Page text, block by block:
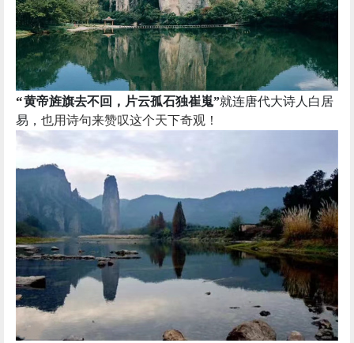
“黄帝旌旗去不回，片云孤石独崔嵬”就连唐代大诗人白居
易， 也用诗句来赞叹这个天下奇观！